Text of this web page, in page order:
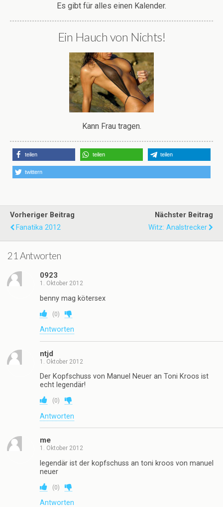
Es gibt für alles einen Kalender.
Ein Hauch von Nichts!
Kann Frau tragen.
teilen teilen teilen
twittern
Vorheriger Beitrag
Fanatika 2012
Nächster Beitrag
Witz: Analstrecker
21 Antworten
0923
1. Oktober 2012
benny mag kötersex
(0)
Antworten
ntjd
1. Oktober 2012
Der Kopfschuss von Manuel Neuer an Toni Kroos ist
echt legendär!
(0)
Antworten
me
1. Oktober 2012
legendär ist der kopfschuss an toni kroos von manuel
neuer
(0)
Antworten